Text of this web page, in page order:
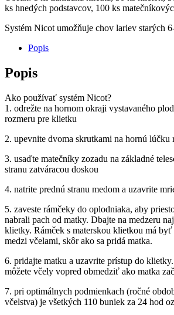
ks hnedých podstavcov, 100 ks
Systém Nicot umožňuje chov lariev starých
Popis
Popis
Ako používať systém Nicot?
1. odrežte na hornom okraji vystavaného
rozmeru pre klietku
2. upevnite dvoma skrutkami na hornú lúčku
3. usaďte matečníky zozadu na základné
stranu zatváracou doskou
4. natrite prednú stranu medom a uzavrite
5. zaveste rámčeky do oplodniaka, aby
nabrali pach od matky. Dbajte na medzeru
klietky. Rámček s materskou klietkou má byť
medzi včelami, skôr ako sa pridá matka.
6. pridajte matku a uzavrite prístup do
môžete včely vopred obmedziť ako matka
7. pri optimálnych podmienkach (ročné
včelstva) je všetkých 110 buniek za 24 hod